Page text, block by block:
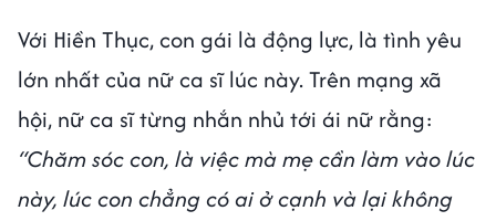
Với Hiền Thục, con gái là động lực, là tình yêu
lớn nhất của nữ ca sĩ lúc này. Trên mạng xã
hội, nữ ca sĩ từng nhắn nhủ tới ái nữ rằng:
“Chăm sóc con, là việc mà mẹ cần làm vào lúc
này, lúc con chẳng có ai ở cạnh và lại không